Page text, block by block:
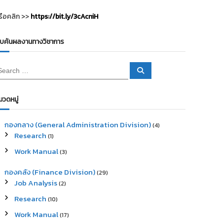
อคลิก >>https://bit.ly/3cAcniH
ค้นผลงานทางวิชาการ
S
วดหมู่
กองกลาง (General Administration Division)(4)
Research (1)
Work Manual(3)
กองคลัง (Finance Division)(29)
Job Analysis(2)
Research (10)
Work Manual(17)